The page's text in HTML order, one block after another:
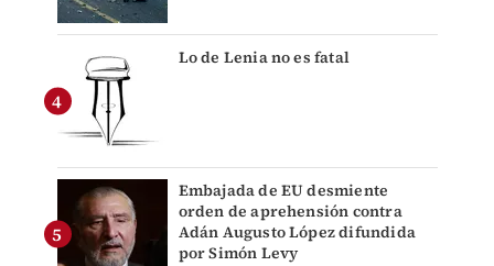
Lo de Lenia no es fatal
Embajada de EU desmiente
orden de aprehensión contra
Adán Augusto López difundida
por Simón Levy